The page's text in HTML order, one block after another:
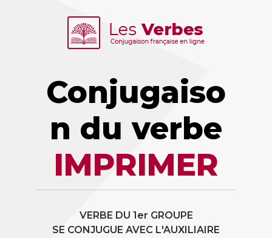
Conjugaiso
n du verbe
IMPRIMER
VERBE DU 1er GROUPE
SE CONJUGUE AVEC L'AUXILIAIRE